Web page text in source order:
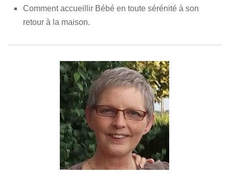
Comment accueillir Bébé en toute sérénité à son
retour à la maison.